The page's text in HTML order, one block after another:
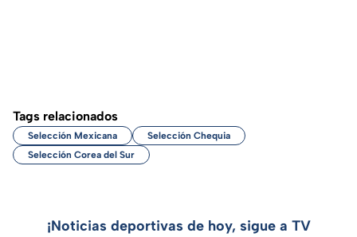
Tags relacionados
Selección Mexicana
Selección Chequia
Selección Corea del Sur
¡Noticias deportivas de hoy, sigue a TV